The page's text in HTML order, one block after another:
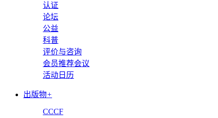
认证
论坛
公益
科普
评价与咨询
会员推荐会议
活动日历
出版物+
CCCF